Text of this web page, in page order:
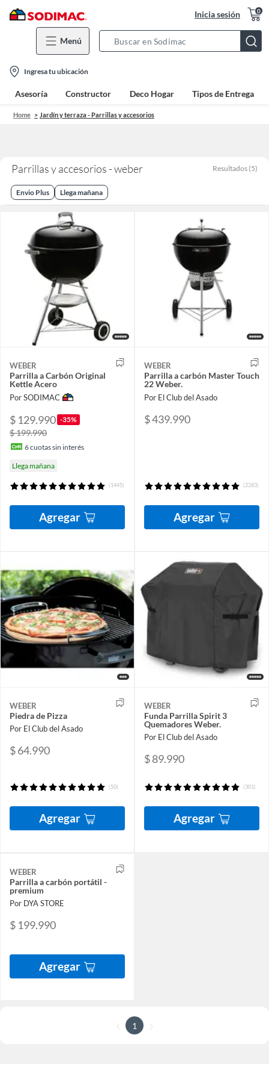
Inicia sesión 0
Menú
Bar
location-
icon
Ingresa tu ubicación
Asesoría Constructor Deco Hogar Tipos de Entrega
Home Jardín y terraza - Parrillas y accesorios
Parrillas y accesorios - weber Resultados (5)
Envio Plus Llega mañana
WEBER
Parrilla a Carbón Original
Kettle Acero
Por SODIMAC
$ 129.990 -35%
$ 199.990
6cuotas sin interés
Llega mañana
(1445)
Agregar
WEBER
Parrilla a carbón Master Touch
22 Weber.
Por El Club del Asado
$ 439.990
(2283)
Agregar
WEBER
Piedra de Pizza
Por El Club del Asado
$ 64.990
(50)
Agregar
WEBER
Funda Parrilla Spirit 3
Quemadores Weber.
Por El Club del Asado
$ 89.990
(301)
Agregar
WEBER
Parrilla a carbón portátil -
premium
Por DYA STORE
$ 199.990
Agregar
1